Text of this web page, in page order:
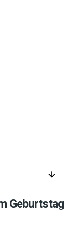
arrow_downward
Geburtstag